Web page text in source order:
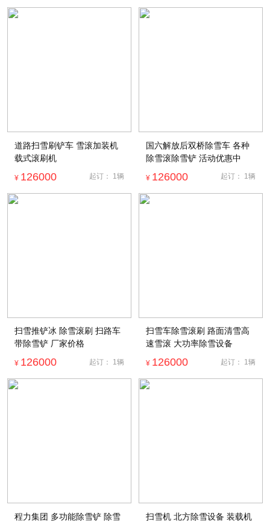
道路扫雪刷铲车 雪滚加装机
载式滚刷机
¥ 126000 起订： 1辆
国六解放后双桥除雪车 各种
除雪滚除雪铲 活动优惠中
¥ 126000 起订： 1辆
扫雪推铲冰 除雪滚刷 扫路车
带除雪铲 厂家价格
¥ 126000 起订： 1辆
扫雪车除雪滚刷 路面清雪高
速雪滚 大功率除雪设备
¥ 126000 起订： 1辆
程力集团 多功能除雪铲 除雪
扫雪机 北方除雪设备 装载机